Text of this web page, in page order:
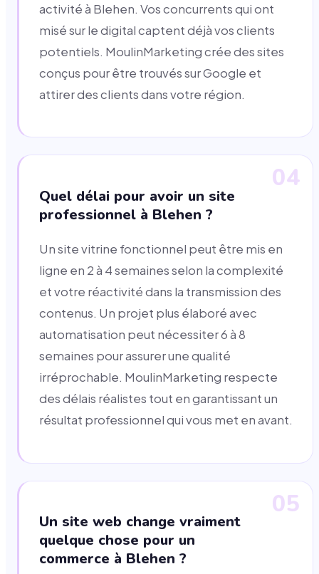
activité à Blehen. Vos concurrents qui ont
misé sur le digital captent déjà vos clients
potentiels. MoulinMarketing crée des sites
conçus pour être trouvés sur Google et
attirer des clients dans votre région.
04
Quel délai pour avoir un site
professionnel à Blehen ?
Un site vitrine fonctionnel peut être mis en
ligne en 2 à 4 semaines selon la complexité
et votre réactivité dans la transmission des
contenus. Un projet plus élaboré avec
automatisation peut nécessiter 6 à 8
semaines pour assurer une qualité
irréprochable. MoulinMarketing respecte
des délais réalistes tout en garantissant un
résultat professionnel qui vous met en avant.
05
Un site web change vraiment
quelque chose pour un
commerce à Blehen ?